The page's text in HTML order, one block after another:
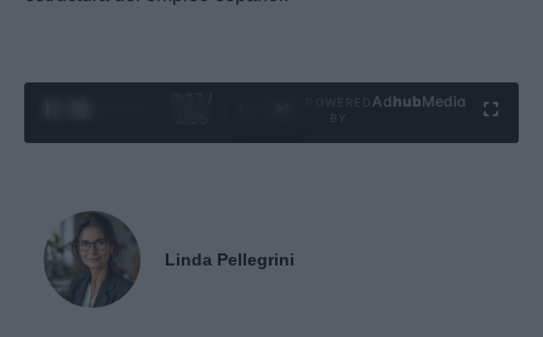
Ad hubMedia
Linda Pellegrini